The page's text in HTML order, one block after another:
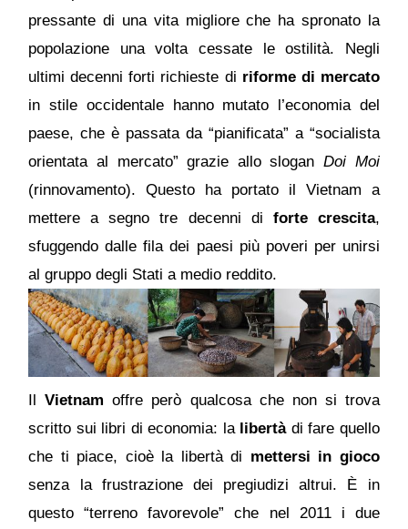
pressante di una vita migliore che ha spronato la
popolazione una volta cessate le ostilità. Negli
ultimi decenni forti richieste di riforme di mercato
in stile occidentale hanno mutato l’economia del
paese, che è passata da “pianificata” a “socialista
orientata al mercato” grazie allo sloganDoi Moi
(rinnovamento). Questo ha portato il Vietnam a
mettere a segno tre decenni di forte crescita,
sfuggendo dalle fila dei paesi più poveri per unirsi
al gruppo degli Stati a medio reddito.
IlVietnam offre però qualcosa che non si trova
scritto sui libri di economia: lalibertà di fare quello
che ti piace, cioè la libertà di mettersi in gioco
senza la frustrazione dei pregiudizi altrui. È in
questo “terreno favorevole” che nel 2011 i due